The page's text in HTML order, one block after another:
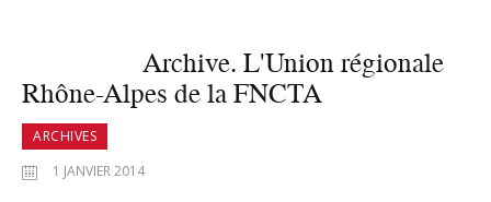
Archive. L'Union régionale
Rhône-Alpes de la FNCTA
ARCHIVES
1 JANVIER 2014